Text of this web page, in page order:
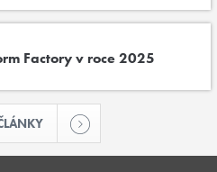
Factory v roce 2025